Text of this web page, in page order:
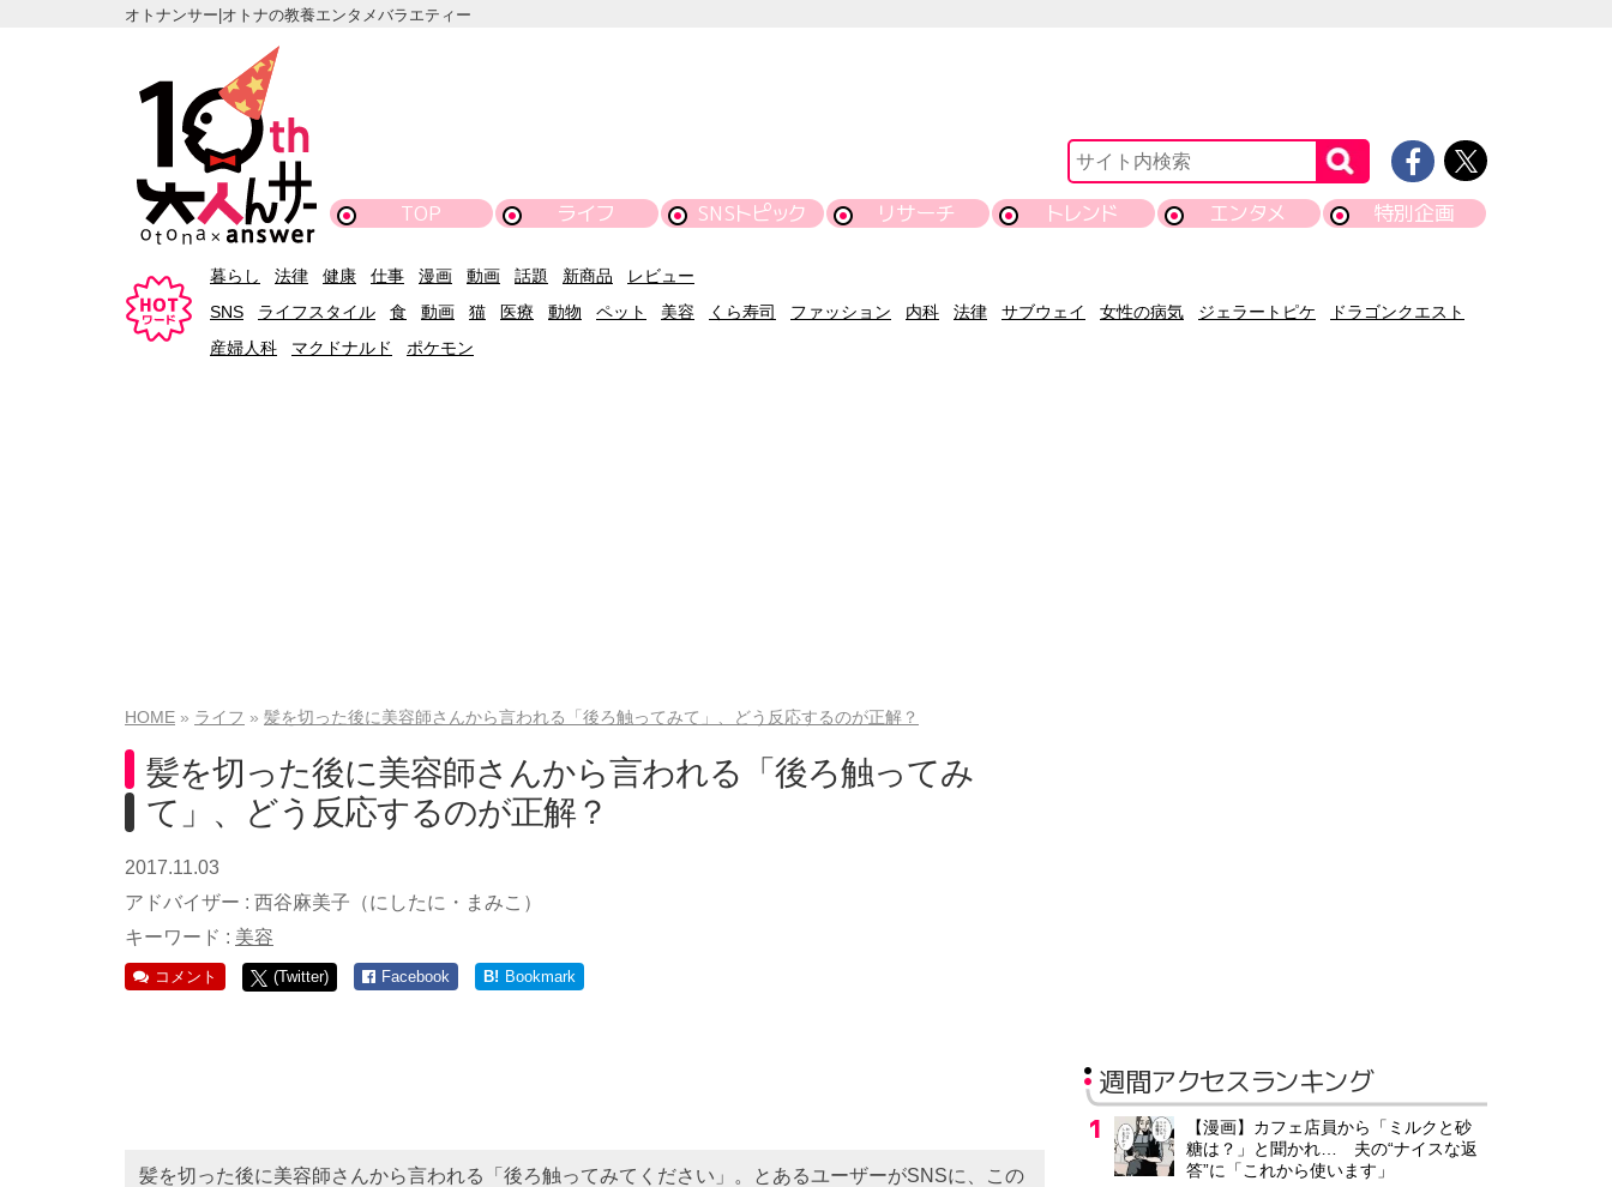
オトナンサー|オトナの教養エンタメバラエティー
TOP ライフ SNSトピック リサーチ トレンド エンタメ 特別企画
暮らし 法律 健康 仕事 漫画 動画 話題 新商品
レビュー
SNS
ライフスタイル 食 動画 猫 医療 動物 ペット 美容 くら寿司 ファッション 内科 法律 サブウェイ 女性の病気 ジェラートピケ
ドラゴンクエスト
産婦人科
マクドナルド ポケモン
HOME ライフ 髪を切った後に美容師さんから言われる「後ろ触ってみて」、どう反応するのが正解？
髪を切った後に美容師さんから言われる「後ろ触ってみ
て」、どう反応するのが正解？
2017.11.03
アドバイザー : 西谷麻美子（にしたに・まみこ）
キーワード : 美容
コメント (Twitter) Facebook B! Bookmark
髪を切った後に美容師さんから言われる「後ろ触ってみてください」。とあるユーザーがSNSに、この
週間アクセスランキング
【漫画】カフェ店員から「ミルクと砂
糖は？」と聞かれ… 夫の“ナイスな返
答”に「これから使います」